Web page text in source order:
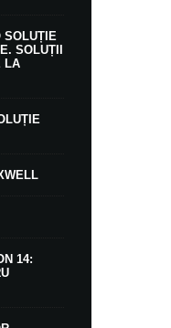
SOLUȚIE
SOLUȚII
LA
14: